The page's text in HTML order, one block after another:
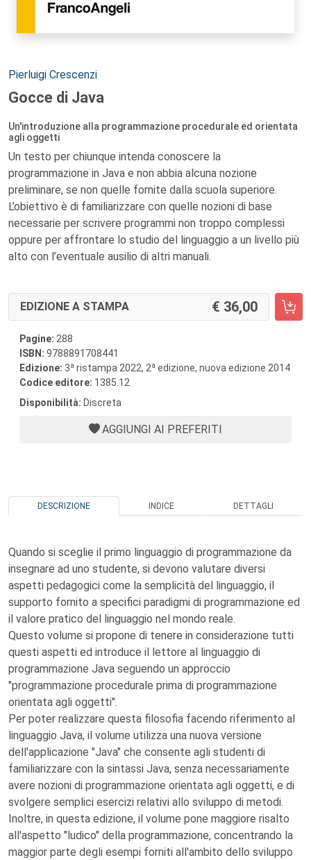
Autori:
Pierluigi Crescenzi
Gocce di Java
Un'introduzione alla programmazione procedurale ed orientata
agli oggetti
Un testo per chiunque intenda conoscere la
programmazione in Java e non abbia alcuna nozione
preliminare, se non quelle fornite dalla scuola superiore.
L’obiettivo è di familiarizzare con quelle nozioni di base
necessarie per scrivere programmi non troppo complessi
oppure per affrontare lo studio del linguaggio a un livello più
alto con l’eventuale ausilio di altri manuali.
EDIZIONE A STAMPA 36,00
Pagine: 288
ISBN: 9788891708441
Edizione: 3a ristampa 2022, 2a edizione, nuova edizione 2014
Codice editore: 1385.12
Disponibilità: Discreta
AGGIUNGI AI PREFERITI
DESCRIZIONE INDICE DETTAGLI
Quando si sceglie il primo linguaggio di programmazione da
insegnare ad uno studente, si devono valutare diversi
aspetti pedagogici come la semplicità del linguaggio, il
supporto fornito a specifici paradigmi di programmazione ed
il valore pratico del linguaggio nel mondo reale.
Questo volume si propone di tenere in considerazione tutti
questi aspetti ed introduce il lettore al linguaggio di
programmazione Java seguendo un approccio
"programmazione procedurale prima di programmazione
orientata agli oggetti".
Per poter realizzare questa filosofia facendo riferimento al
linguaggio Java, il volume utilizza una nuova versione
dell'applicazione "Java" che consente agli studenti di
familiarizzare con la sintassi Java, senza necessariamente
avere nozioni di programmazione orientata agli oggetti, e di
svolgere semplici esercizi relativi allo sviluppo di metodi.
Inoltre, in questa edizione, il volume pone maggiore risalto
all'aspetto "ludico" della programmazione, concentrando la
maggior parte degli esempi forniti all'ambito dello sviluppo